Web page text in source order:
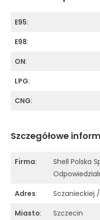
E95:
E98:
ON:
LPG:
CNG:
Szczegółowe
Firma:
Shell Polska
Adres:
Sczanieckiej
Miasto: Szczecin